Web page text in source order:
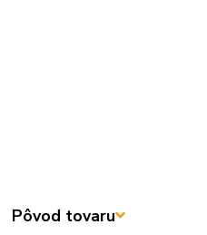
Pôvod tovaru